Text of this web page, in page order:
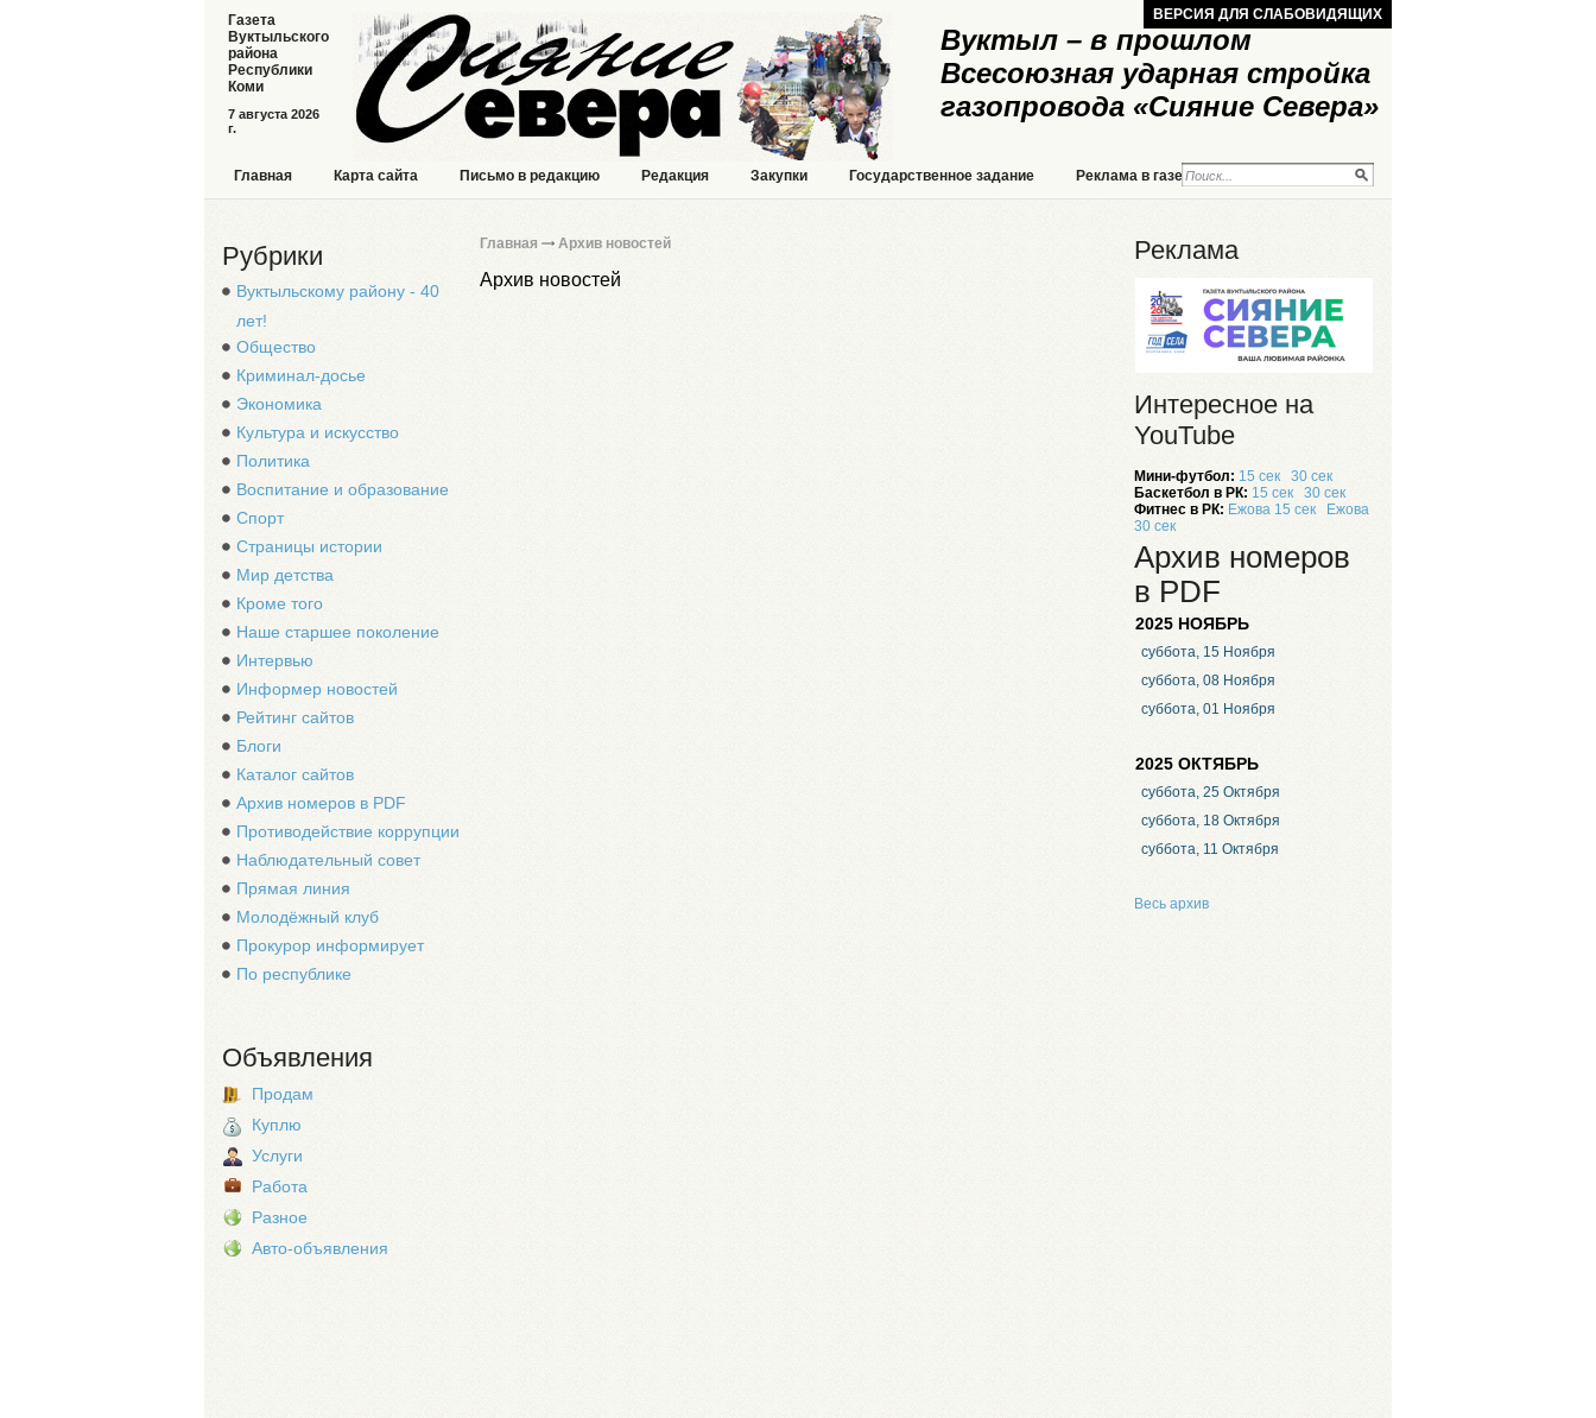
Вуктыл – в прошлом
Всесоюзная ударная стройка
газопровода «Сияние Севера»
7 августа 2026
г.
Газета
Вуктыльского
района
Республики
Коми
ВЕРСИЯ ДЛЯ СЛАБОВИДЯЩИХ
Главная Карта сайта Письмо в редакцию Редакция Закупки Государственное задание Реклама в газете Реклама на сайте
Рубрики
Вуктыльскому району - 40
лет!
Общество
Криминал-досье
Экономика
Культура и искусство
Политика
Воспитание и образование
Спорт
Страницы истории
Мир детства
Кроме того
Наше старшее поколение
Интервью
Информер новостей
Рейтинг сайтов
Блоги
Каталог сайтов
Архив номеров в PDF
Противодействие коррупции
Наблюдательный совет
Прямая линия
Молодёжный клуб
Прокурор информирует
По республике
Объявления
Продам
Куплю
Услуги
Работа
Разное
Авто-объявления
Главная Архив новостей
Архив новостей
Реклама
Интересное на
YouTube
Мини-футбол: 15 сек
30 сек
Баскетбол в РК: 15 сек
30 сек
Фитнес в РК: Ежова 15 сек
Ежова
30 сек
Архив номеров
в PDF
2025 НОЯБРЬ
суббота, 15 Ноября
суббота, 08 Ноября
суббота, 01 Ноября
2025 ОКТЯБРЬ
суббота, 25 Октября
суббота, 18 Октября
суббота, 11 Октября
Весь архив